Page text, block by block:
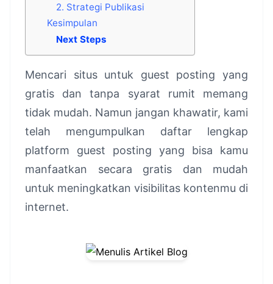
2. Strategi Publikasi
Kesimpulan
Next Steps
Mencari situs untuk guest posting yang
gratis dan tanpa syarat rumit memang
tidak mudah. Namun jangan khawatir, kami
telah mengumpulkan daftar lengkap
platform guest posting yang bisa kamu
manfaatkan secara gratis dan mudah
untuk meningkatkan visibilitas kontenmu di
internet.